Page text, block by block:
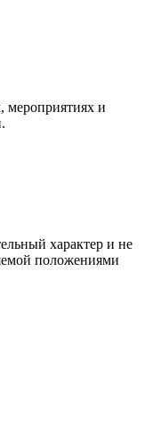
мероприятиях и
характер и не
положениями